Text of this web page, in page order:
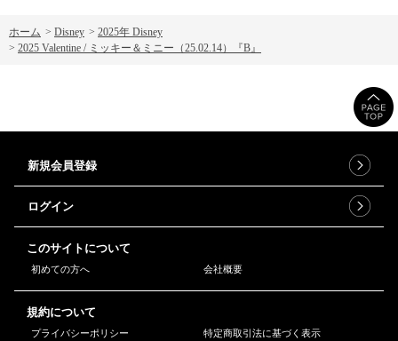
ホーム > Disney > 2025年 Disney
> 2025 Valentine / ミッキー＆ミニー（25.02.14）『B』
新規会員登録
ログイン
このサイトについて
初めての方へ 会社概要
規約について
プライバシーポリシー 特定商取引法に基づく表示